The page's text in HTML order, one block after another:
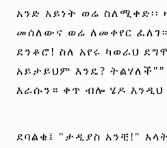
አንድ አይነት ወሬ ስለሚቀድ፡፡
መሰለውና ወሬ ለመቀየር
ደንቆሮ! ስለ አየሩ ካወራህ
አይታይህም እንዴ? ትልሃለች""
እራሱን። ቀጥ ብሎ ሄዶ እንዲህ
ደባልቄ፤ "ታዲያስ አንቺ!"